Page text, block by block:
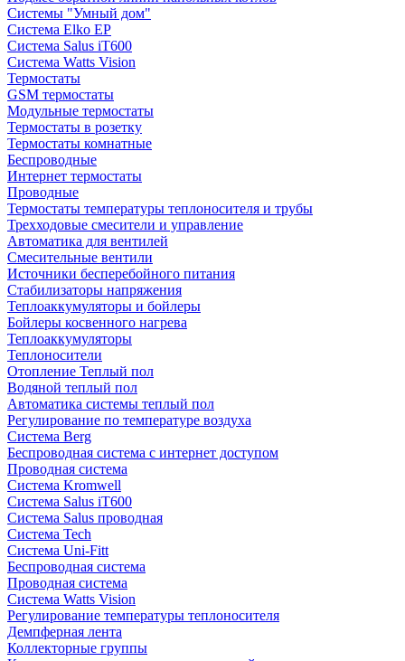
Системы "Умный дом"
Система Elko EP
Система Salus iT600
Система Watts Vision
Термостаты
GSM термостаты
Модульные термостаты
Термостаты в розетку
Термостаты комнатные
Беспроводные
Интернет термостаты
Проводные
Термостаты температуры теплоносителя и трубы
Трехходовые смесители и управление
Автоматика для вентилей
Смесительные вентили
Источники бесперебойного питания
Стабилизаторы напряжения
Теплоаккумуляторы и бойлеры
Бойлеры косвенного нагрева
Теплоаккумуляторы
Теплоносители
Отопление Теплый пол
Водяной теплый пол
Автоматика системы теплый пол
Регулирование по температуре воздуха
Система Berg
Беспроводная система с интернет доступом
Проводная система
Система Kromwell
Система Salus iT600
Система Salus проводная
Система Tech
Система Uni-Fitt
Беспроводная система
Проводная система
Система Watts Vision
Регулирование температуры теплоносителя
Демпферная лента
Коллекторные группы